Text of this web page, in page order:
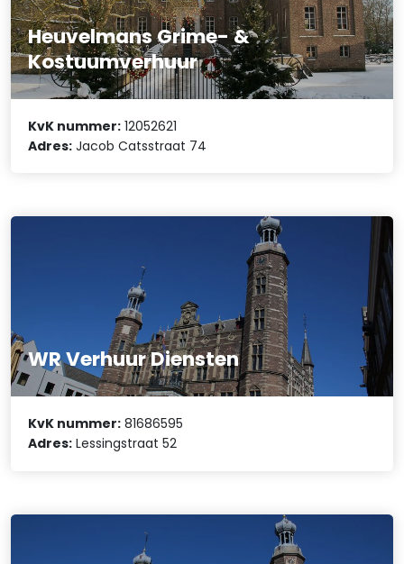
Heuvelmans Grime- &
Kostuumverhuur
KvK nummer: 12052621
Adres: Jacob Catsstraat 74
WR Verhuur Diensten
KvK nummer: 81686595
Adres: Lessingstraat 52